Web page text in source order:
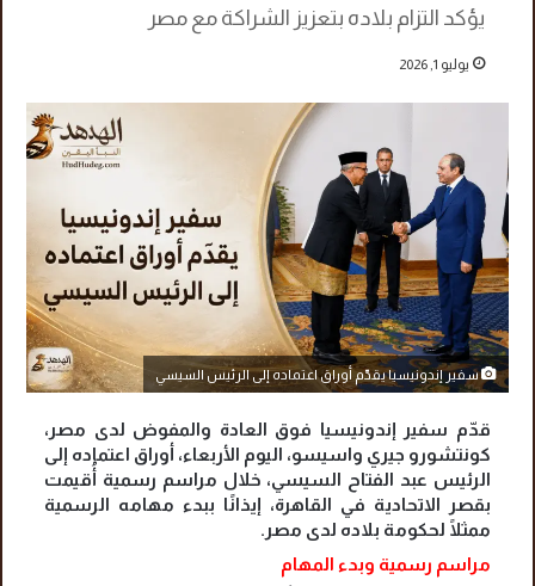
يؤكد التزام بلاده بتعزيز الشراكة مع مصر
يوليو 1, 2026
سفير إندونيسيا يقدّم أوراق اعتماده إلى الرئيس السيسي
قدّم سفير إندونيسيا فوق العادة والمفوض لدى مصر،
كونتشورو جيري واسيسو، اليوم الأربعاء، أوراق اعتماده إلى
الرئيس عبد الفتاح السيسي، خلال مراسم رسمية أُقيمت
بقصر الاتحادية في القاهرة، إيذانًا ببدء مهامه الرسمية
ممثلًا لحكومة بلاده لدى مصر.
مراسم رسمية وبدء المهام